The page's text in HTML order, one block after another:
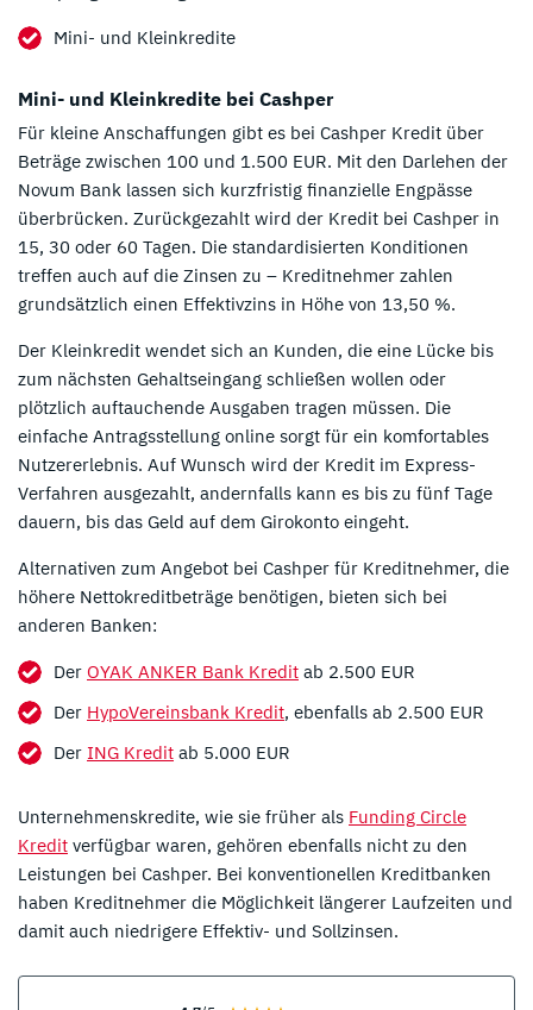
Mini- und Kleinkredite
Mini- und Kleinkredite bei Cashper
Für kleine Anschaffungen gibt es bei Cashper Kredit über
Beträge zwischen 100 und 1.500 EUR. Mit den Darlehen der
Novum Bank lassen sich kurzfristig finanzielle Engpässe
überbrücken. Zurückgezahlt wird der Kredit bei Cashper in
15, 30 oder 60 Tagen. Die standardisierten Konditionen
treffen auch auf die Zinsen zu – Kreditnehmer zahlen
grundsätzlich einen Effektivzins in Höhe von 13,50 %.
Der Kleinkredit wendet sich an Kunden, die eine Lücke bis
zum nächsten Gehaltseingang schließen wollen oder
plötzlich auftauchende Ausgaben tragen müssen. Die
einfache Antragsstellung online sorgt für ein komfortables
Nutzererlebnis. Auf Wunsch wird der Kredit im Express-
Verfahren ausgezahlt, andernfalls kann es bis zu fünf Tage
dauern, bis das Geld auf dem Girokonto eingeht.
Alternativen zum Angebot bei Cashper für Kreditnehmer, die
höhere Nettokreditbeträge benötigen, bieten sich bei
anderen Banken:
Der OYAK ANKER Bank Kredit ab 2.500 EUR
Der HypoVereinsbank Kredit, ebenfalls ab 2.500 EUR
Der ING Kredit ab 5.000 EUR
Unternehmenskredite, wie sie früher als Funding Circle
Kredit verfügbar waren, gehören ebenfalls nicht zu den
Leistungen bei Cashper. Bei konventionellen Kreditbanken
haben Kreditnehmer die Möglichkeit längerer Laufzeiten und
damit auch niedrigere Effektiv- und Sollzinsen.